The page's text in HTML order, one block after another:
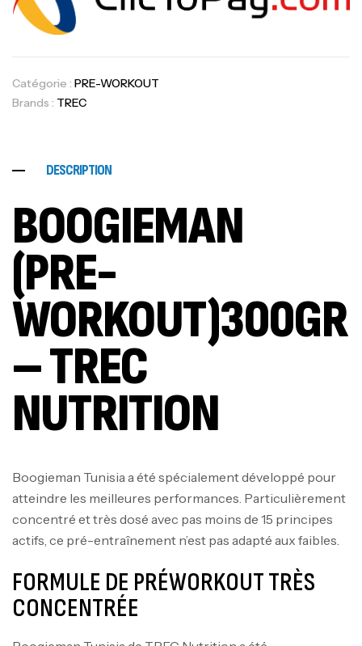
Catégorie : PRE-WORKOUT
Brands : TREC
DESCRIPTION
BOOGIEMAN
(PRE-
WORKOUT)300GR
– TREC
NUTRITION
Boogieman Tunisia a été spécialement développé pour
atteindre les meilleures performances. Particulièrement
concentré et très dosé avec pas moins de 15 principes
actifs, ce pré-entraînement n’est pas adapté aux faibles.
FORMULE DE PRÉWORKOUT TRÈS
CONCENTRÉE